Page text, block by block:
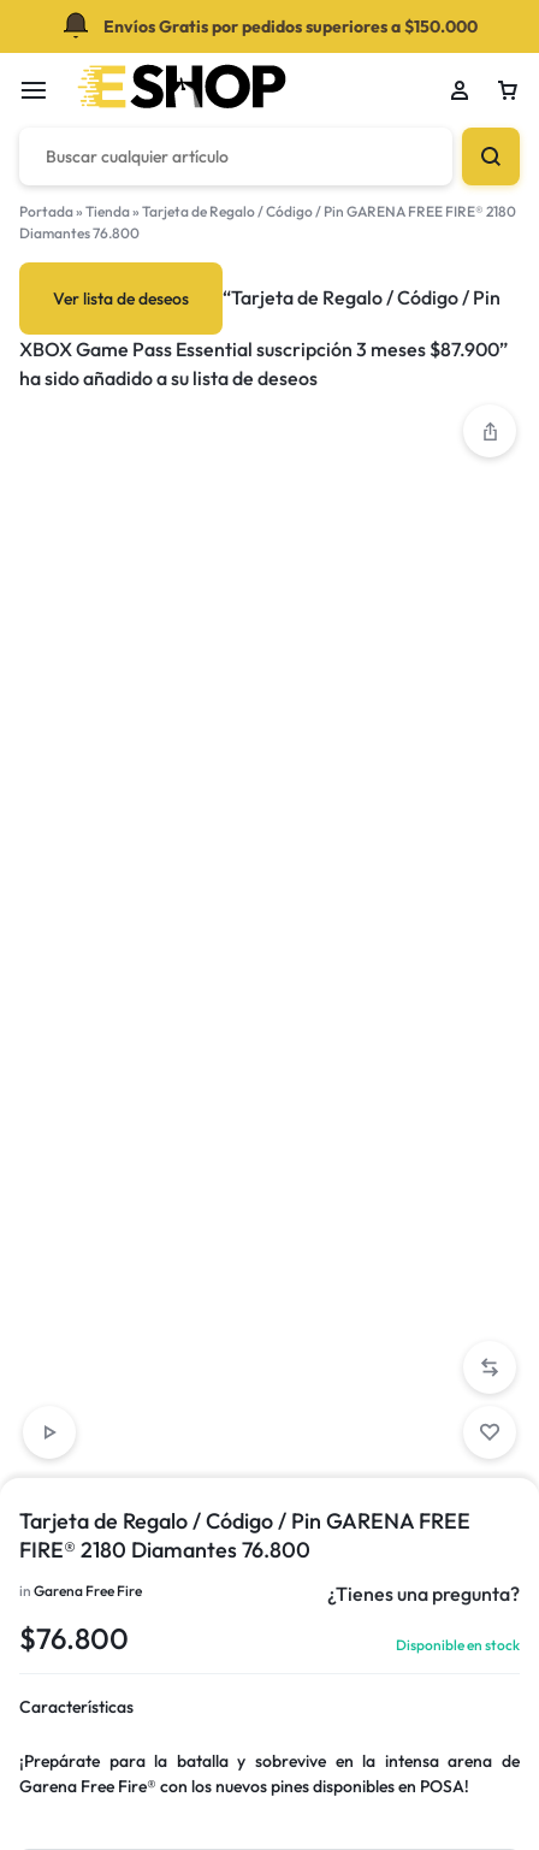
Envíos Gratis por pedidos superiores a $150.000
Su bolsa está vacía
¡No te pierdas las grandes ofertas! Comienza a
comprar o Inicia sesión para ver los productos
Portada» Tienda» Tarjeta de Regalo / Código / Pin GARENA FREE FIRE® 2180
Diamantes 76.800
Ver lista de deseos “Tarjeta de Regalo / Código / Pin
XBOX Game Pass Essential suscripción 3 meses $87.900”
ha sido añadido a su lista de deseos
Tarjeta de Regalo / Código / Pin GARENA FREE
FIRE® 2180 Diamantes 76.800
in Garena Free Fire ¿Tienes una pregunta?
$76.800 Disponible en stock
Características
¡Prepárate para la batalla y sobrevive en la intensa arena de
Garena Free Fire® con los nuevos pines disponibles en POSA!